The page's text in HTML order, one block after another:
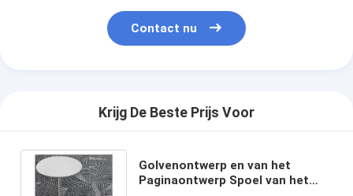
Contact nu
Krijg De Beste Prijs Voor
Golvenontwerp en van het
Paginaontwerp Spoel van het